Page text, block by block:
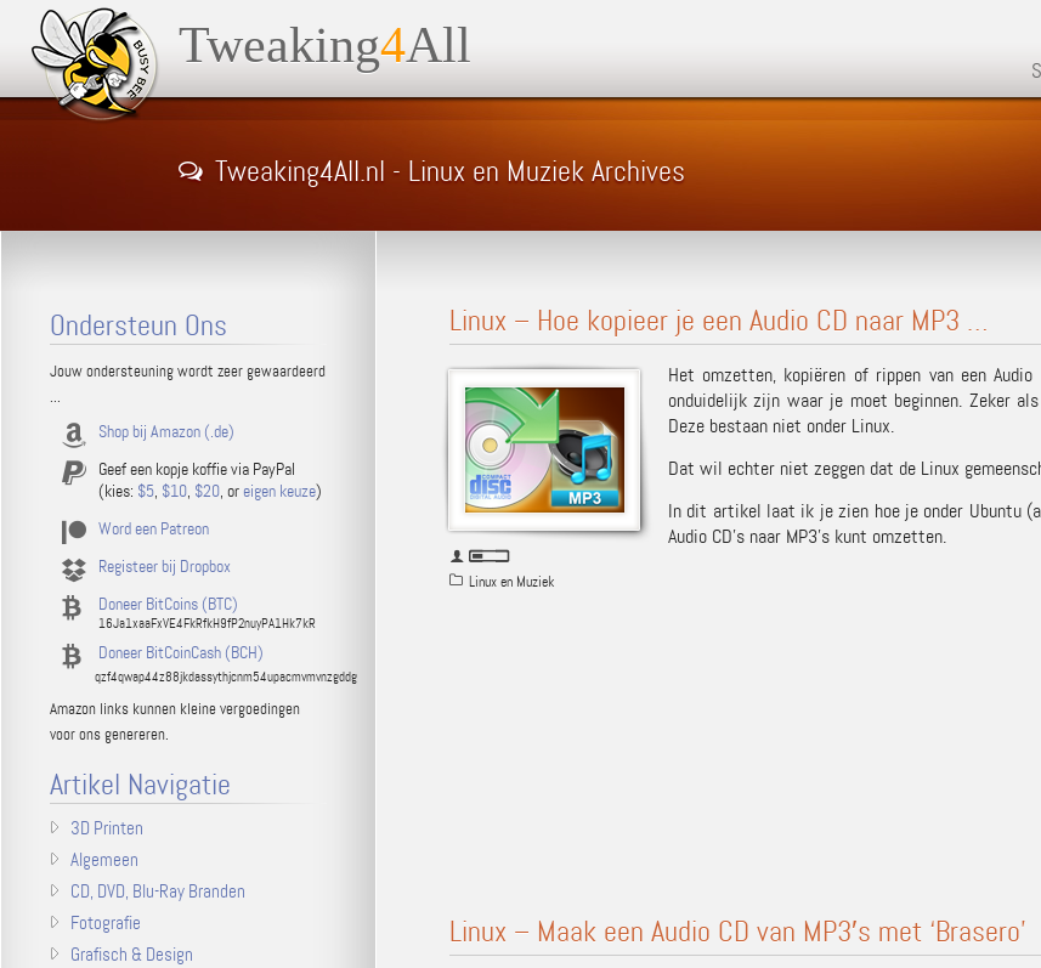
Tweaking4All
Tweaking4All.nl - Linux en Muziek Archives
Linux – Hoe kopieer je een Audio CD naar MP3 …
Linux en Muziek
Het omzetten, kopiëren of rippen van een
onduidelijk zijn waar je moet beginnen. Zeker
Deze bestaan niet onder Linux.
Dat wil echter niet zeggen dat de Linux
In dit artikel laat ik je zien hoe je onder Ubuntu
Audio CD’s naar MP3’s kunt omzetten.
Linux – Maak een Audio CD van MP3′s met ‘Brasero’
Ondersteun Ons
Jouw ondersteuning wordt zeer gewaardeerd
...
Shop bij Amazon (.de)
Geef een kopje koffie via PayPal
(kies: $5, $10, $20, or eigen keuze)
Word een Patreon
Registeer bij Dropbox
Doneer BitCoins (BTC)
16Ja1xaaFxVE4FkRfkH9fP2nuyPA1Hk7kR
Doneer BitCoinCash (BCH)
qzf4qwap44z88jkdassythjcnm54upacmvmvnzgddg
Amazon links kunnen kleine vergoedingen
voor ons genereren.
Artikel Navigatie
3D Printen
Algemeen
CD, DVD, Blu-Ray Branden
Fotografie
Grafisch & Design